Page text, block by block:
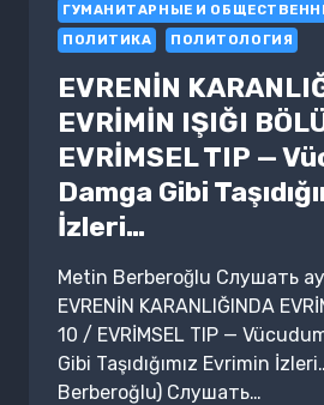
ГУМАНИТАРНЫЕ И
ПОЛИТИКА
ПОЛИТОЛОГИЯ
EVRENİN
EVRİMİN IŞIĞI
EVRİMSEL TIP —
Damga Gibi
İzleri…
Metin Berberoğlu Слушать
EVRENİN KARANLIĞINDA
10 / EVRİMSEL TIP —
Gibi Taşıdığımız Evrimin
Berberoğlu) Слушать…